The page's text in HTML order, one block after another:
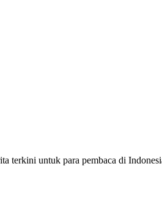
terkini untuk para pembaca di